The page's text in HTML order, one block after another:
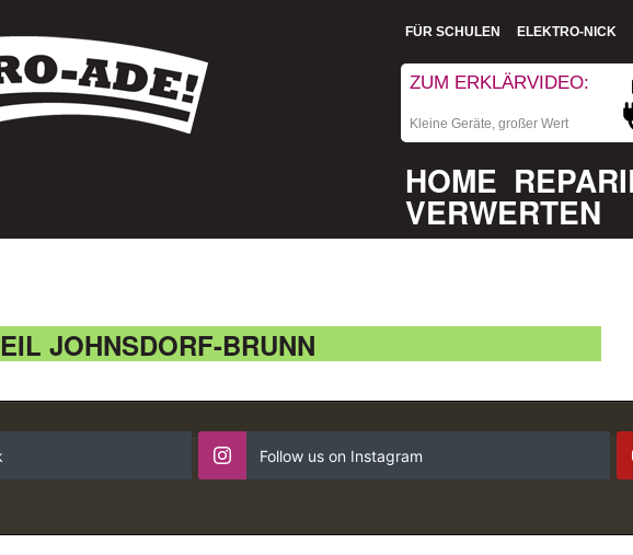
FÜR SCHULEN ELEKTRO-NICK
ZUM ERKLÄRVIDEO:
Kleine Geräte, großer Wert
HOME
VERWERTEN
JOHNSDORF-BRUNN
Follow us on Instagram